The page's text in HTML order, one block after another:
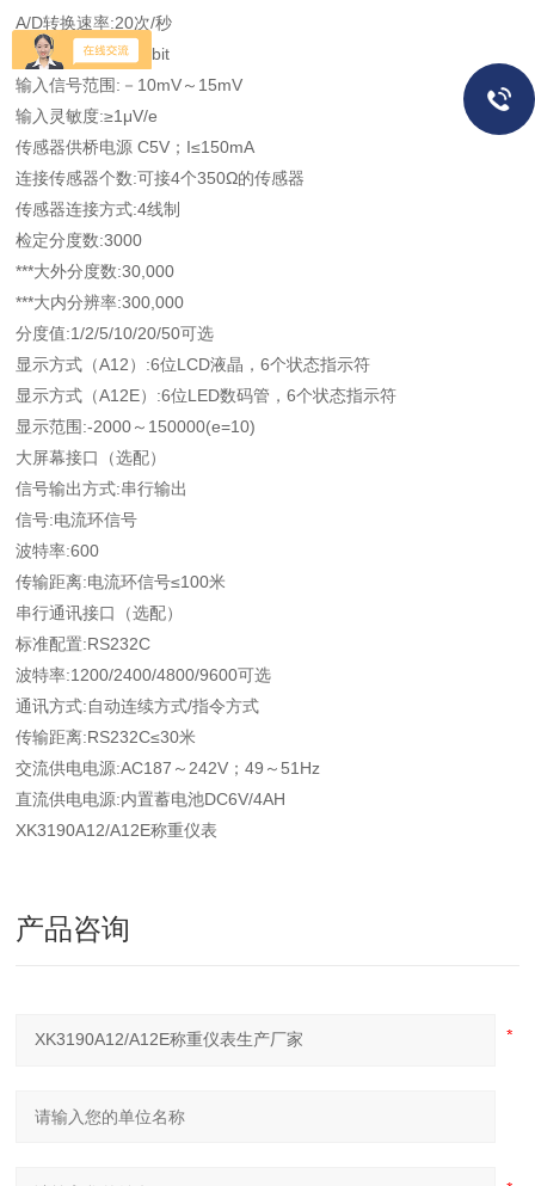
A/D转换速率:20次/秒
***大A/D转换数:20bit
输入信号范围:－10mV～15mV
输入灵敏度:≥1μV/e
传感器供桥电源 C5V；I≤150mA
连接传感器个数:可接4个350Ω的传感器
传感器连接方式:4线制
检定分度数:3000
***大外分度数:30,000
***大内分辨率:300,000
分度值:1/2/5/10/20/50可选
显示方式（A12）:6位LCD液晶，6个状态指示符
显示方式（A12E）:6位LED数码管，6个状态指示符
显示范围:-2000～150000(e=10)
大屏幕接口（选配）
信号输出方式:串行输出
信号:电流环信号
波特率:600
传输距离:电流环信号≤100米
串行通讯接口（选配）
标准配置:RS232C
波特率:1200/2400/4800/9600可选
通讯方式:自动连续方式/指令方式
传输距离:RS232C≤30米
交流供电电源:AC187～242V；49～51Hz
直流供电电源:内置蓄电池DC6V/4AH
XK3190A12/A12E称重仪表
产品咨询